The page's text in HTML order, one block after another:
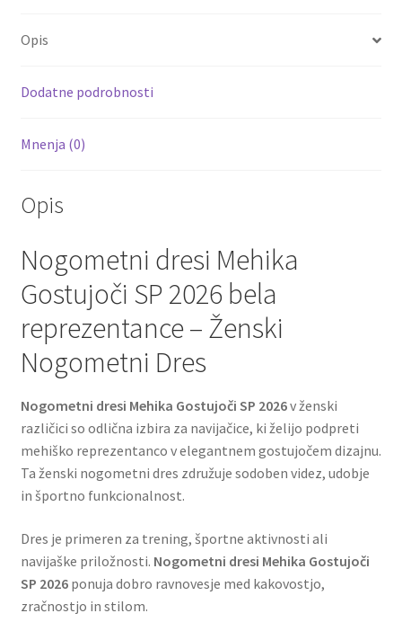
k
Opis
Dodatne podrobnosti
Mnenja (0)
Opis
Nogometni dresi Mehika
Gostujoči SP 2026 bela
reprezentance – Ženski
Nogometni Dres
Nogometni dresi Mehika Gostujoči SP 2026v ženski
različici so odlična izbira za navijačice, ki želijo podpreti
mehiško reprezentanco v elegantnem gostujočem dizajnu.
Ta ženski nogometni dres združuje sodoben videz, udobje
in športno funkcionalnost.
Dres je primeren za trening, športne aktivnosti ali
navijaške priložnosti. Nogometni dresi Mehika Gostujoči
SP 2026ponuja dobro ravnovesje med kakovostjo,
zračnostjo in stilom.